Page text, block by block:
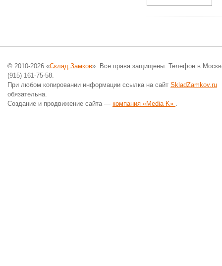
© 2010-2026 «Склад Замков». Все права защищены. Телефон в
(915) 161-75-58.
При любом копировании информации ссылка на сайт SkladZamkov.ru
обязательна.
Создание и продвижение сайта — компания «Media K» .